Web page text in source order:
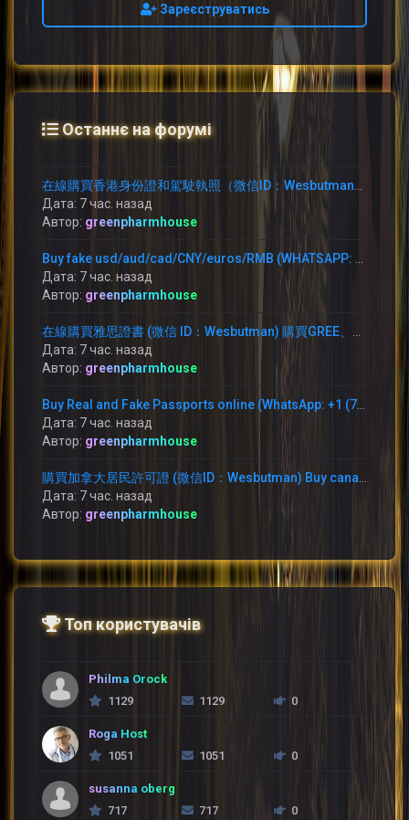
Зареєструватись
Останнє на форумі
Дата: 7 час. назад
Автор: greenpharmhouse
Дата: 7 час. назад
Автор: greenpharmhouse
Дата: 7 час. назад
Автор: greenpharmhouse
Дата: 7 час. назад
Автор: greenpharmhouse
Дата: 7 час. назад
Автор: greenpharmhouse
Топ користувачів
Philma Orock
1129
1129 0
Roga Host
1051
1051 0
susanna oberg
717
717 0